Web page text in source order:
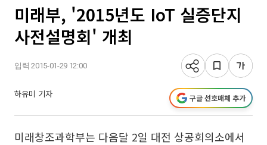
미래부, '2015년도 IoT 실증단지
사전설명회' 개최
입력 2015-01-29 12:00
하유미 기자 구글 선호매체 추가
미래창조과학부는 다음달 2일 대전 상공회의소에서